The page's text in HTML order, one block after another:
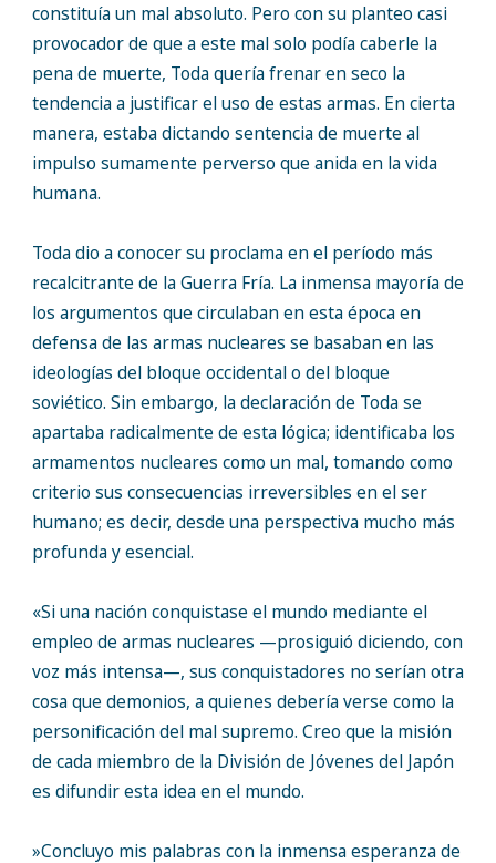
constituía un mal absoluto. Pero con su planteo casi
provocador de que a este mal solo podía caberle la
pena de muerte, Toda quería frenar en seco la
tendencia a justificar el uso de estas armas. En cierta
manera, estaba dictando sentencia de muerte al
impulso sumamente perverso que anida en la vida
humana.
Toda dio a conocer su proclama en el período más
recalcitrante de la Guerra Fría. La inmensa mayoría de
los argumentos que circulaban en esta época en
defensa de las armas nucleares se basaban en las
ideologías del bloque occidental o del bloque
soviético. Sin embargo, la declaración de Toda se
apartaba radicalmente de esta lógica; identificaba los
armamentos nucleares como un mal, tomando como
criterio sus consecuencias irreversibles en el ser
humano; es decir, desde una perspectiva mucho más
profunda y esencial.
«Si una nación conquistase el mundo mediante el
empleo de armas nucleares —prosiguió diciendo, con
voz más intensa—, sus conquistadores no serían otra
cosa que demonios, a quienes debería verse como la
personificación del mal supremo. Creo que la misión
de cada miembro de la División de Jóvenes del Japón
es difundir esta idea en el mundo.
»Concluyo mis palabras con la inmensa esperanza de